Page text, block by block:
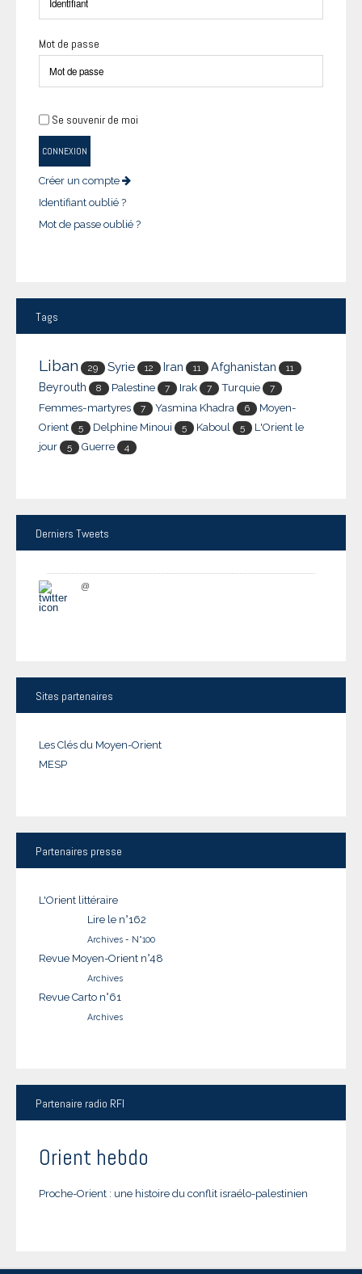
Mot de passe
Se souvenir de moi
CONNEXION
Créer un compte
Identifiant oublié ?
Mot de passe oublié ?
Tags
Liban 29 Syrie 12 Iran 11 Afghanistan 11
Beyrouth 8 Palestine 7 Irak 7 Turquie 7
Femmes-martyres 7 Yasmina Khadra 6
Moyen-
Orient
5 Delphine Minoui 5 Kaboul 5
L'Orient le
jour
5 Guerre 4
Derniers Tweets
@
Sites partenaires
Les Clés du Moyen-Orient
MESP
Partenaires presse
L'Orient littéraire
Lire le n°162
Archives - N°100
Revue Moyen-Orient n°48
Archives
Revue Carto n°61
Archives
Partenaire radio RFI
Orient hebdo
Proche-Orient : une histoire du conflit israélo-palestinien